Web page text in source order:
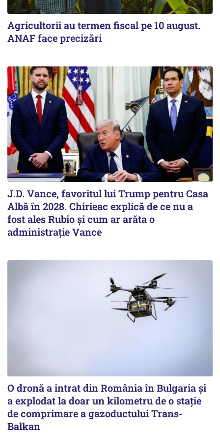
Agricultorii au termen fiscal pe 10 august.
ANAF face precizări
J.D. Vance, favoritul lui Trump pentru Casa
Albă în 2028. Chirieac explică de ce nu a
fost ales Rubio și cum ar arăta o
administrație Vance
O dronă a intrat din România în Bulgaria şi
a explodat la doar un kilometru de o stație
de comprimare a gazoductului Trans-
Balkan